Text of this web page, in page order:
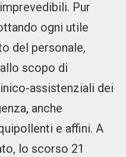
Pur
ogni utile
del personale,
scopo di
assistenziali dei
anche
e affini. A
lo scorso 21